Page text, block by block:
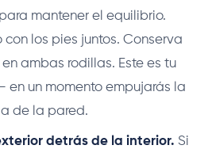
mantener el equilibrio.
con los pies juntos. Conserva
ambas rodillas. Este es tu
en un momento empujarás la
de la pared.
detrás de la interior. Si